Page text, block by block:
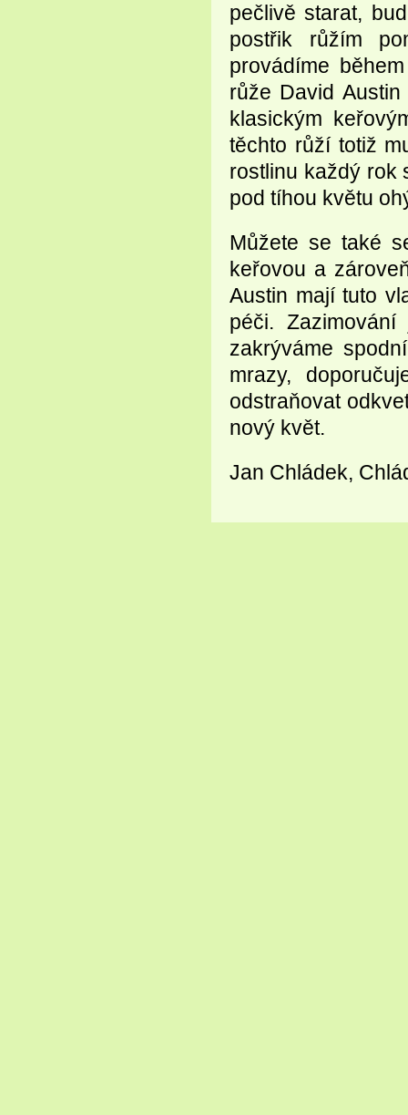
pečlivě starat,
postřik růžím
provádíme
růže David
klasickým
těchto růží totiž
rostlinu každý rok
pod tíhou květu
Můžete se také
keřovou a
Austin mají tuto
péči.
zakrýváme
mrazy,
odstraňovat
nový květ.
Jan Chládek,